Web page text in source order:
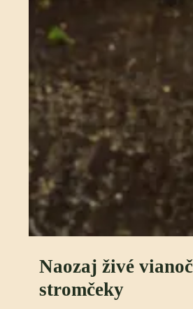
Naozaj živé
stromčeky